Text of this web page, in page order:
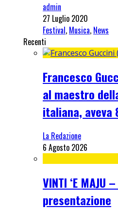
admin
27 Luglio 2020
Festival, Musica, News
Recenti
Francesco
al maestro
italiana, aveva
La Redazione
6 Agosto 2026
VINTI ‘E MAJU
presentazione